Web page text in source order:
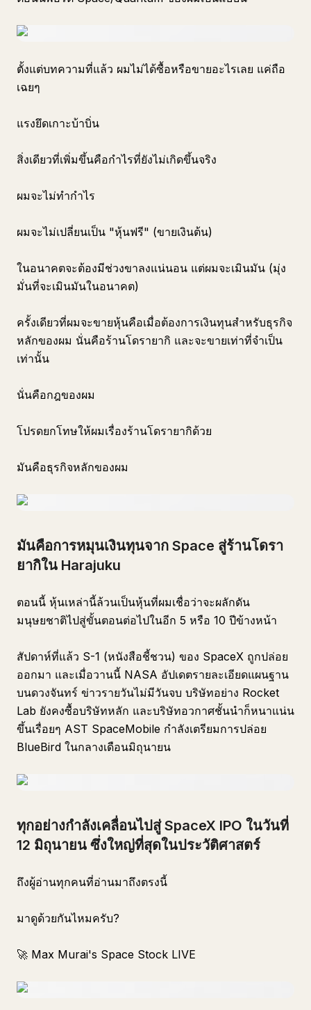
ตั้งแต่บทความที่แล้ว ผมไม่ได้ซื้อหรือขายอะไรเลย แค่ถือ
เฉยๆ
แรงยึดเกาะบ้าบิ่น
สิ่งเดียวที่เพิ่มขึ้นคือกำไรที่ยังไม่เกิดขึ้นจริง
ผมจะไม่ทำกำไร
ผมจะไม่เปลี่ยนเป็น "หุ้นฟรี" (ขายเงินต้น)
ในอนาคตจะต้องมีช่วงขาลงแน่นอน แต่ผมจะเมินมัน (มุ่ง
มั่นที่จะเมินมันในอนาคต)
ครั้งเดียวที่ผมจะขายหุ้นคือเมื่อต้องการเงินทุนสำหรับธุรกิจ
หลักของผม นั่นคือร้านโดรายากิ และจะขายเท่าที่จำเป็น
เท่านั้น
นั่นคือกฎของผม
โปรดยกโทษให้ผมเรื่องร้านโดรายากิด้วย
มันคือธุรกิจหลักของผม
มันคือการหมุนเงินทุนจาก Space สู่ร้านโดรา
ยากิใน Harajuku
ตอนนี้ หุ้นเหล่านี้ล้วนเป็นหุ้นที่ผมเชื่อว่าจะผลักดัน
มนุษยชาติไปสู่ขั้นตอนต่อไปในอีก 5 หรือ 10 ปีข้างหน้า
สัปดาห์ที่แล้ว S-1 (หนังสือชี้ชวน) ของ SpaceX ถูกปล่อย
ออกมา และเมื่อวานนี้ NASA อัปเดตรายละเอียดแผนฐาน
บนดวงจันทร์ ข่าวรายวันไม่มีวันจบ บริษัทอย่าง Rocket
Lab ยังคงซื้อบริษัทหลัก และบริษัทอวกาศชั้นนำก็หนาแน่น
ขึ้นเรื่อยๆ AST SpaceMobile กำลังเตรียมการปล่อย
BlueBird ในกลางเดือนมิถุนายน
ทุกอย่างกำลังเคลื่อนไปสู่ SpaceX IPO ในวันที่
12 มิถุนายน ซึ่งใหญ่ที่สุดในประวัติศาสตร์
ถึงผู้อ่านทุกคนที่อ่านมาถึงตรงนี้
มาดูด้วยกันไหมครับ?
🚀 Max Murai's Space Stock LIVE